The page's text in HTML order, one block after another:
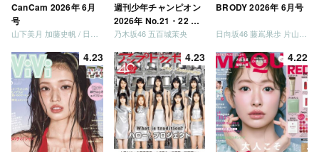
CanCam 2026年 6月
号
週刊少年チャンピオン
2026年 No.21・22 合
併号
乃木坂46 五百城茉央
BRODY 2026年 6月号
4.23 4.23 4.22